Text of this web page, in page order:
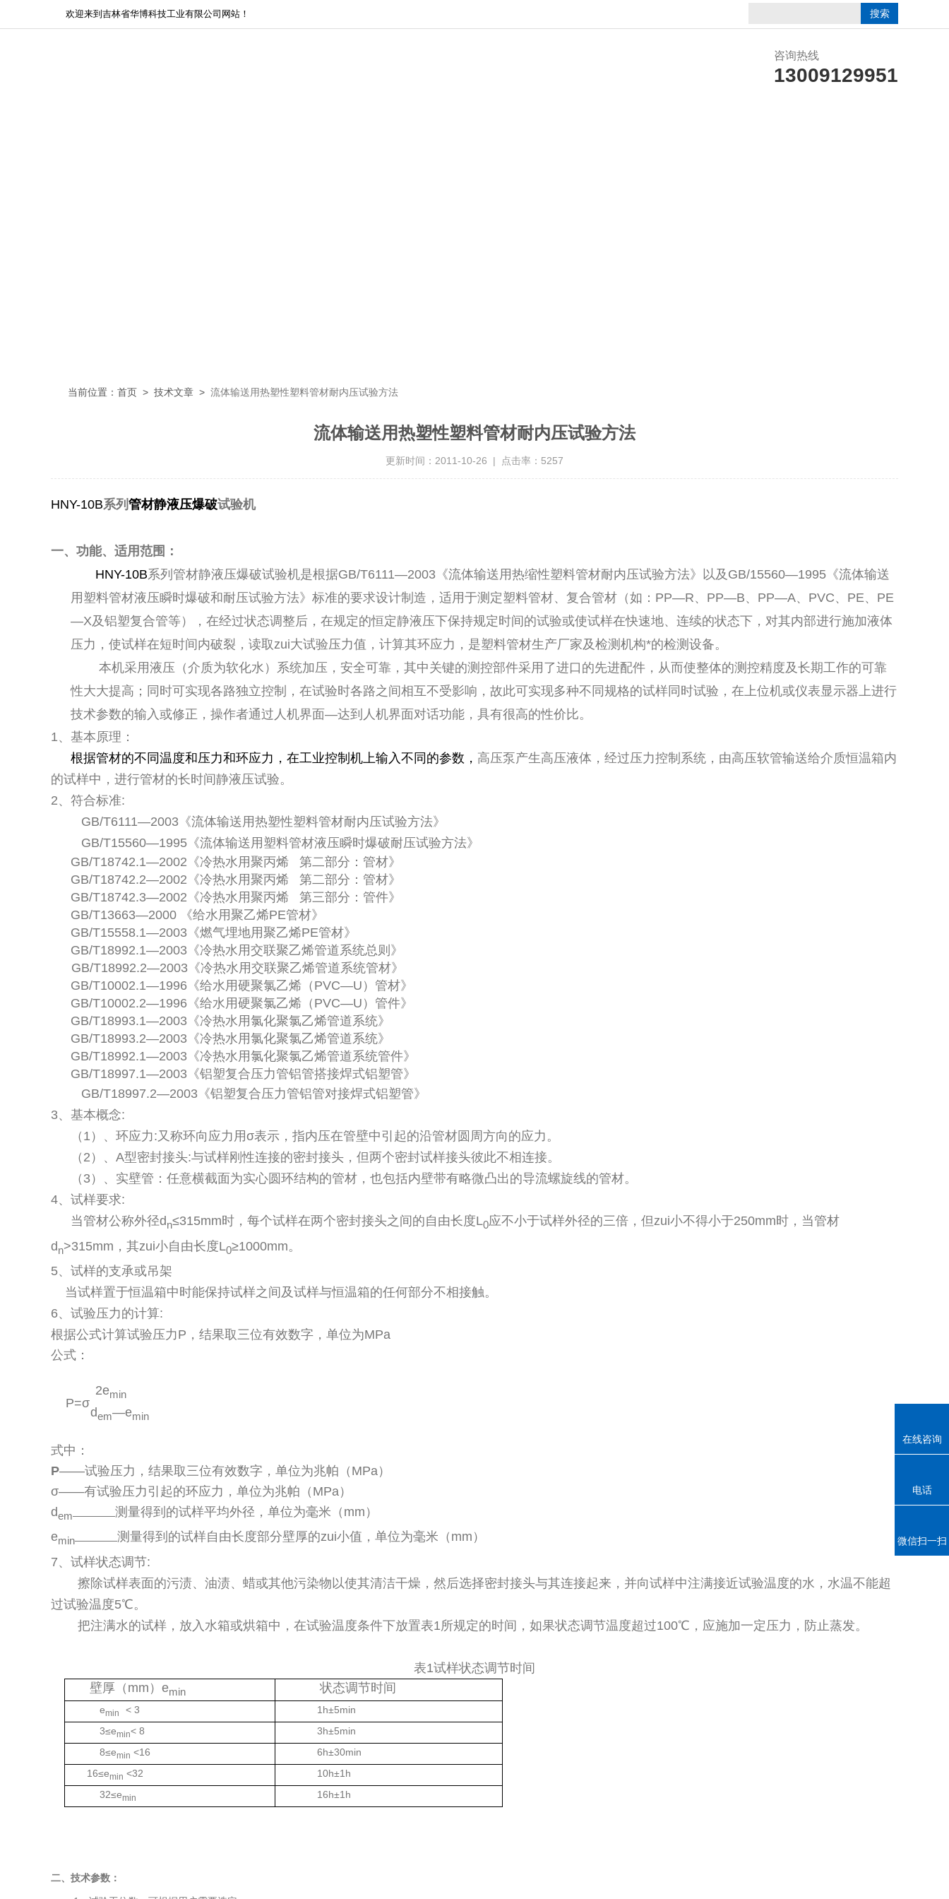
欢迎来到吉林省华博科技工业有限公司网站！
咨询热线
13009129951
当前位置： 首页 > 技术文章 > 流体输送用热塑性塑料管材耐内压试验方法
流体输送用热塑性塑料管材耐内压试验方法
更新时间：2011-10-26 | 点击率：5257
HNY-10B系列 管材静液压爆破试验机
一、功能、适用范围：
HNY-10B系列管材静液压爆破试验机是根据GB/T6111—2003《流体输送用热缩性塑料管材耐内压试验方法》以及GB/15560—1995《流体输送
用塑料管材液压瞬时爆破和耐压试验方法》标准的要求设计制造，适用于测定塑料管材、复合管材（如：PP—R、PP—B、PP—A、PVC、PE、PE
—X及铝塑复合管等），在经过状态调整后，在规定的恒定静液压下保持规定时间的试验或使试样在快速地、连续的状态下，对其内部进行施加液体
压力，使试样在短时间内破裂，读取zui大试验压力值，计算其环应力，是塑料管材生产厂家及检测机构*的检测设备。
本机采用液压（介质为软化水）系统加压，安全可靠，其中关键的测控部件采用了进口的先进配件，从而使整体的测控精度及长期工作的可靠
性大大提高；同时可实现各路独立控制，在试验时各路之间相互不受影响，故此可实现多种不同规格的试样同时试验，在上位机或仪表显示器上进行
技术参数的输入或修正，操作者通过人机界面—达到人机界面对话功能，具有很高的性价比。
1、基本原理：
根据管材的不同温度和压力和环应力，在工业控制机上输入不同的参数， 高压泵产生高压液体，经过压力控制系统，由高压软管输送给介质恒温箱内
的试样中，进行管材的长时间静液压试验。
2、符合标准:
GB/T6111—2003《流体输送用热塑性塑料管材耐内压试验方法》
GB/T15560—1995《流体输送用塑料管材液压瞬时爆破耐压试验方法》
GB/T18742.1—2002《冷热水用聚丙烯 第二部分：管材》
GB/T18742.2—2002《冷热水用聚丙烯 第二部分：管材》
GB/T18742.3—2002《冷热水用聚丙烯 第三部分：管件》
GB/T13663—2000 《给水用聚乙烯PE管材》
GB/T15558.1—2003《燃气埋地用聚乙烯PE管材》
GB/T18992.1—2003《冷热水用交联聚乙烯管道系统总则》
GB/T18992.2—2003《冷热水用交联聚乙烯管道系统管材》
GB/T10002.1—1996《给水用硬聚氯乙烯（PVC—U）管材》
GB/T10002.2—1996《给水用硬聚氯乙烯（PVC—U）管件》
GB/T18993.1—2003《冷热水用氯化聚氯乙烯管道系统》
GB/T18993.2—2003《冷热水用氯化聚氯乙烯管道系统》
GB/T18992.1—2003《冷热水用氯化聚氯乙烯管道系统管件》
GB/T18997.1—2003《铝塑复合压力管铝管搭接焊式铝塑管》
GB/T18997.2—2003《铝塑复合压力管铝管对接焊式铝塑管》
3、基本概念:
（1）、环应力:又称环向应力用σ表示，指内压在管壁中引起的沿管材圆周方向的应力。
（2）、A型密封接头:与试样刚性连接的密封接头，但两个密封试样接头彼此不相连接。
（3）、实壁管：任意横截面为实心圆环结构的管材，也包括内壁带有略微凸出的导流螺旋线的管材。
4、试样要求:
当管材公称外径dn≤315mm时，每个试样在两个密封接头之间的自由长度L0应不小于试样外径的三倍，但zui小不得小于250mm时，当管材
dn>315mm，其zui小自由长度L0≥1000mm。
5、试样的支承或吊架
当试样置于恒温箱中时能保持试样之间及试样与恒温箱的任何部分不相接触。
6、试验压力的计算:
根据公式计算试验压力P，结果取三位有效数字，单位为MPa
公式：
2emin
P=σ
dem—emin
式中：
P——试验压力，结果取三位有效数字，单位为兆帕（MPa）
σ——有试验压力引起的环应力，单位为兆帕（MPa）
dem————测量得到的试样平均外径，单位为毫米（mm）
emin————测量得到的试样自由长度部分壁厚的zui小值，单位为毫米（mm）
7、试样状态调节:
擦除试样表面的污渍、油渍、蜡或其他污染物以使其清洁干燥，然后选择密封接头与其连接起来，并向试样中注满接近试验温度的水，水温不能超
过试验温度5℃。
把注满水的试样，放入水箱或烘箱中，在试验温度条件下放置表1所规定的时间，如果状态调节温度超过100℃，应施加一定压力，防止蒸发。
表1试样状态调节时间
壁厚（mm）emin 状态调节时间
emin < 3 1h±5min
3≤emin< 8 3h±5min
8≤emin <16 6h±30min
16≤emin <32 10h±1h
32≤emin 16h±1h
二、技术参数：
在线咨询
电话
微信扫一扫